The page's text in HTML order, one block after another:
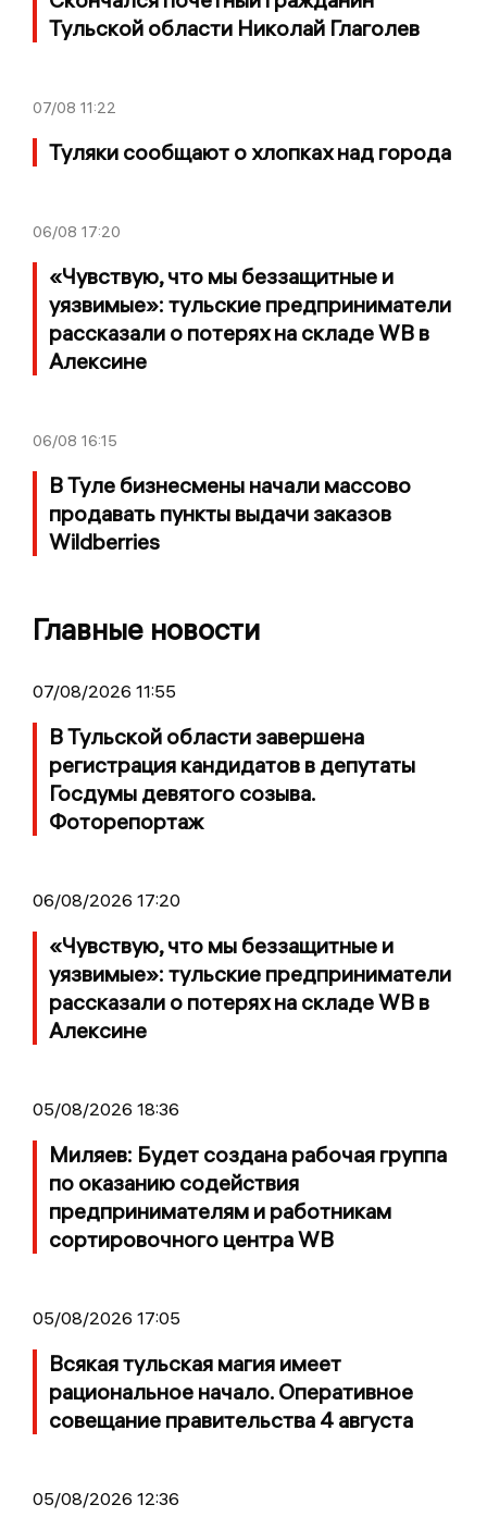
Тульской области Николай Глаголев
07/08 11:22
Туляки сообщают о хлопках над города
06/08 17:20
«Чувствую, что мы беззащитные и
уязвимые»: тульские предприниматели
рассказали о потерях на складе WB в
Алексине
06/08 16:15
В Туле бизнесмены начали массово
продавать пункты выдачи заказов
Wildberries
Главные новости
07/08/2026 11:55
В Тульской области завершена
регистрация кандидатов в депутаты
Госдумы девятого созыва.
Фоторепортаж
06/08/2026 17:20
«Чувствую, что мы беззащитные и
уязвимые»: тульские предприниматели
рассказали о потерях на складе WB в
Алексине
05/08/2026 18:36
Миляев: Будет создана рабочая группа
по оказанию содействия
предпринимателям и работникам
сортировочного центра WB
05/08/2026 17:05
Всякая тульская магия имеет
рациональное начало. Оперативное
совещание правительства 4 августа
05/08/2026 12:36